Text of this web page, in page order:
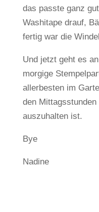
das passte ganz
Washitape drauf,
fertig war die
Und jetzt geht es
morgige
allerbesten im
den
auszuhalten ist.
Bye
Nadine